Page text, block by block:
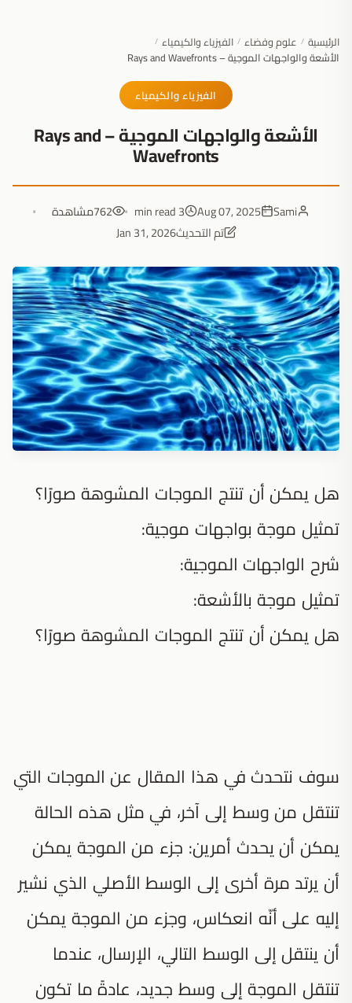
الرئيسية / علوم وفضاء / الفيزياء والكيمياء /
الأشعة والواجهات الموجية – Rays and Wavefronts
الفيزياء والكيمياء
الأشعة والواجهات الموجية – Rays and
Wavefronts
Sami
Aug 07, 2025
3 min read
762مشاهدة
تم التحديثJan 31, 2026
هل يمكن أن تنتج الموجات المشوهة صورًا؟
تمثيل موجة بواجهات موجية:
شرح الواجهات الموجية:
تمثيل موجة بالأشعة:
هل يمكن أن تنتج الموجات المشوهة صورًا؟
سوف نتحدث في هذا المقال عن الموجات التي
تنتقل من وسط إلى آخر، في مثل هذه الحالة
يمكن أن يحدث أمرين: جزء من الموجة يمكن
أن يرتد مرة أخرى إلى الوسط الأصلي الذي نشير
إليه على أنّه انعكاس، وجزء من الموجة يمكن
أن ينتقل إلى الوسط التالي، الإرسال، عندما
تنتقل الموجة إلى وسط جديد، عادةً ما تكون